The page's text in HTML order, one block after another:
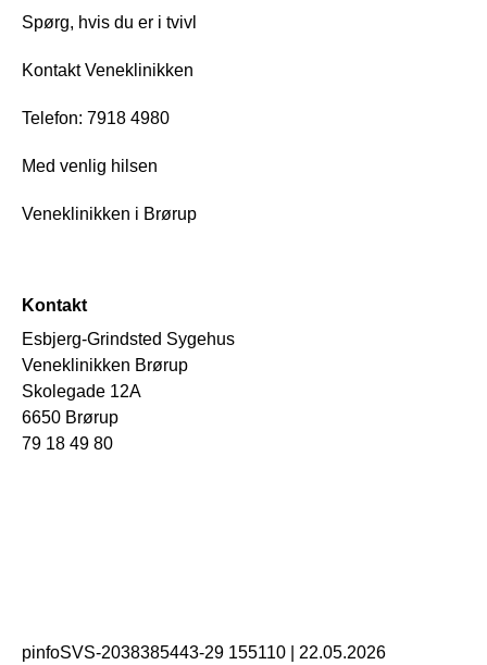
Spørg, hvis du er i tvivl
Kontakt Veneklinikken
Telefon: 7918 4980
Med venlig hilsen
Veneklinikken i Brørup
Kontakt
Esbjerg-Grindsted Sygehus
Veneklinikken Brørup
Skolegade 12A
6650 Brørup
79 18 49 80
pinfoSVS-2038385443-29 155110 22.05.2026